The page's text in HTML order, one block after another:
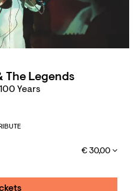
The Legends
Years
€ 30,00